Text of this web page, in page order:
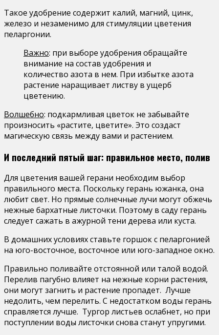
Такое удобрение содержит калий, магний, цинк,
железо и незаменимо для стимуляции цветения
пеларгонии.
Важно: при выборе удобрения обращайте
внимание на состав удобрения и
количество азота в нем. При избытке азота
растение наращивает листву в ущерб
цветению.
Волшебно: подкармливая цветок не забывайте
произносить «растите, цветите». Это создаст
магическую связь между вами и растением.
И последний пятый шаг: правильное место, полив
Для цветения вашей герани необходим выбор
правильного места. Поскольку герань южанка, она
любит свет. Но прямые солнечные лучи могут обжечь
нежные бархатные листочки. Поэтому в саду герань
следует сажать в ажурной тени дерева или куста.
В домашних условиях ставьте горшок с пеларгонией
на юго-восточное, восточное или юго-западное окно.
Правильно поливайте отстоянной или талой водой.
Перелив пагубно влияет на нежные корни растения,
они могут загнить и растение пропадет. Лучше
недолить, чем перелить. С недостатком воды герань
справляется лучше. Тургор листьев ослабнет, но при
поступлении воды листочки снова станут упругими.